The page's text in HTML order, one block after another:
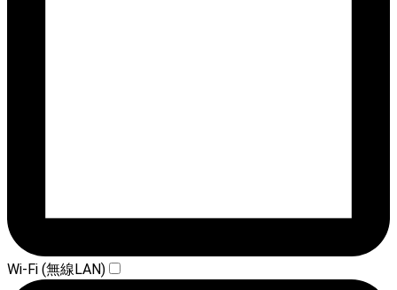
Wi-Fi (無線LAN)